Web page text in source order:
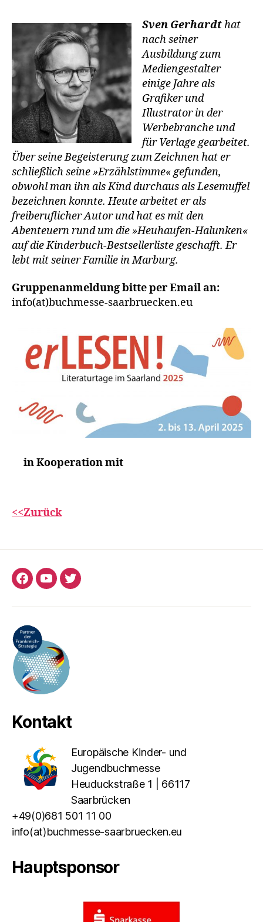
Sven Gerhardthat
nach seiner
Ausbildung zum
Mediengestalter
einige Jahre als
Grafiker und
Illustrator in der
Werbebranche und
für Verlage gearbeitet.
Über seine Begeisterung zum Zeichnen hat er
schließlich seine »Erzählstimme« gefunden,
obwohl man ihn als Kind durchaus als Lesemuffel
bezeichnen konnte. Heute arbeitet er als
freiberuflicher Autor und hat es mit den
Abenteuern rund um die »Heuhaufen-Halunken«
auf die Kinderbuch-Bestsellerliste geschafft. Er
lebt mit seiner Familie in Marburg.
Gruppenanmeldung bitte per Email an:
info(at)buchmesse-saarbruecken.eu
in Kooperation mit
<<Zurück
Facebook
YouTubeTwitter
Kontakt
Europäische Kinder- und
Jugendbuchmesse
Heuduckstraße 1 | 66117
Saarbrücken
+49(0)681 501 11 00
info(at)buchmesse-saarbruecken.eu
Hauptsponsor